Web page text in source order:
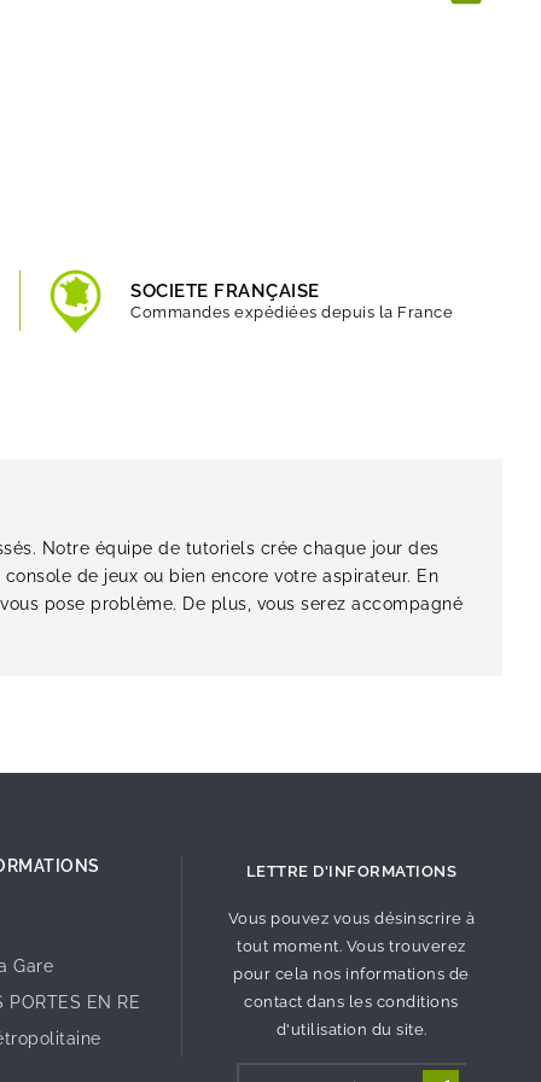
SOCIETE FRANÇAISE
Commandes expédiées depuis la France
Notre équipe de tutoriels crée chaque jour des
de jeux ou bien encore votre aspirateur. En
pose problème. De plus, vous serez accompagné
Gare
PORTES EN RE
LETTRE D'INFORMATIONS
Vous pouvez vous désinscrire à
tout moment. Vous trouverez
pour cela nos informations de
contact dans les conditions
d'utilisation du site.